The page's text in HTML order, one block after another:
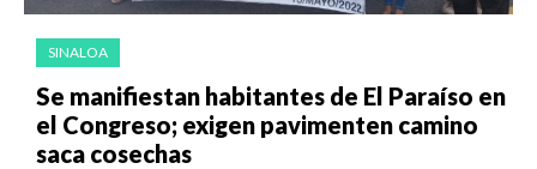
SINALOA
Se manifiestan habitantes de El Paraíso en
el Congreso; exigen pavimenten camino
saca cosechas